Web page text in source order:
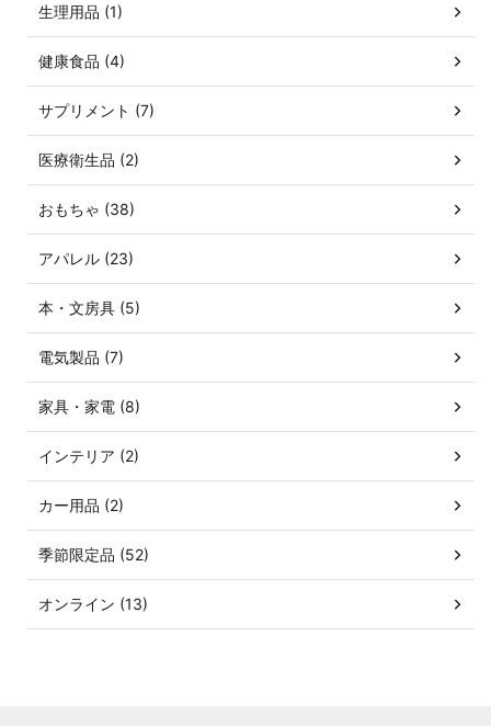
生理用品 (1)
健康食品 (4)
サプリメント (7)
医療衛生品 (2)
おもちゃ (38)
アパレル (23)
本・文房具 (5)
電気製品 (7)
家具・家電 (8)
インテリア (2)
カー用品 (2)
季節限定品 (52)
オンライン (13)